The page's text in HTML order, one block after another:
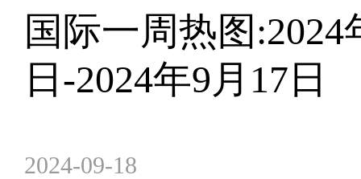
国际一周热图:2024
日-2024年9月17日
2024-09-18